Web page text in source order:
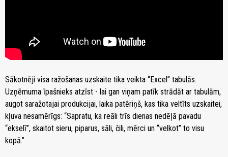
Sākotnēji visa ražošanas uzskaite tika veikta “Excel” tabulās.
Uzņēmuma īpašnieks atzīst - lai gan viņam patīk strādāt ar tabulām,
augot saražotajai produkcijai, laika patēriņš, kas tika veltīts uzskaitei,
kļuva nesamērīgs: “Sapratu, ka reāli trīs dienas nedēļā pavadu
“ekselī”, skaitot sieru, piparus, sāli, čili, mērci un “velkot” to visu
kopā.”